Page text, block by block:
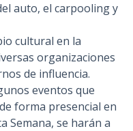
auto, el carpooling y
cultural en la
organizaciones
de influencia.
eventos que
forma presencial en
Semana, se harán a